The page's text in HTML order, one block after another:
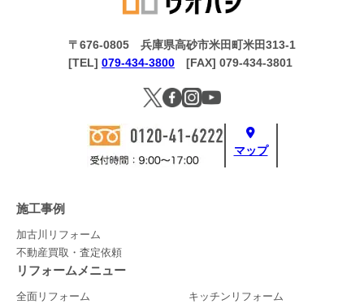
マップ
〒676-0805 兵庫県高砂市米田町米田313-1
[TEL] 079-434-3800 [FAX] 079-434-3801
施工事例
加古川リフォーム
不動産買取・査定依頼
リフォームメニュー
全面リフォーム
キッチンリフォーム